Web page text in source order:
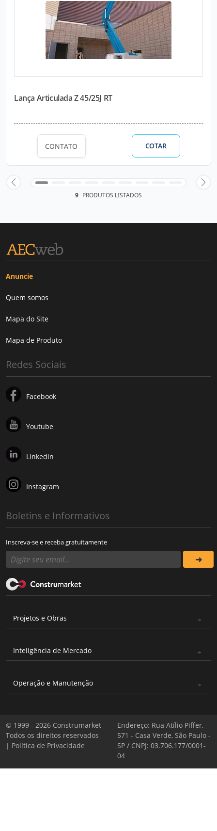
Lança Articulada Z 45/25J RT
CONTATO COTAR
9 PRODUTOS LISTADOS
Anuncie
Quem somos
Mapa do Site
Mapa de Produto
Redes Sociais
Facebook
Youtube
Linkedin
Instagram
Boletins e Informativos
Inscreva-se e receba gratuitamente
Projetos e Obras
Inteligência de Mercado
Operação e Manutenção
© 1999 - 2026 Construmarket
Todos os direitos reservados
| Política de Privacidade
Endereço: Rua Atílio Piffer,
571 - Casa Verde, São Paulo -
SP / CNPJ: 03.706.177/0001-
04